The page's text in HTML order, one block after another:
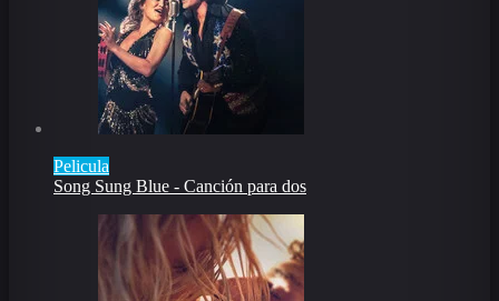
Pelicula
Song Sung Blue - Canción para dos